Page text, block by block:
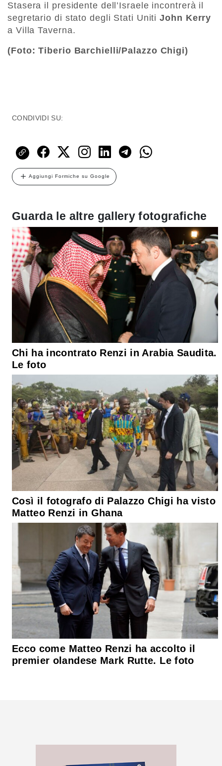
Stasera il presidente dell’Israele incontrerà il
segretario di stato degli Stati UnitiJohn Kerry
a Villa Taverna.
(Foto: Tiberio Barchielli/Palazzo Chigi)
CONDIVIDI SU:
Aggiungi Formiche su Google
Guarda le altre gallery fotografiche
Chi ha incontrato Renzi in Arabia Saudita.
Le foto
Così il fotografo di Palazzo Chigi ha visto
Matteo Renzi in Ghana
Ecco come Matteo Renzi ha accolto il
premier olandese Mark Rutte. Le foto